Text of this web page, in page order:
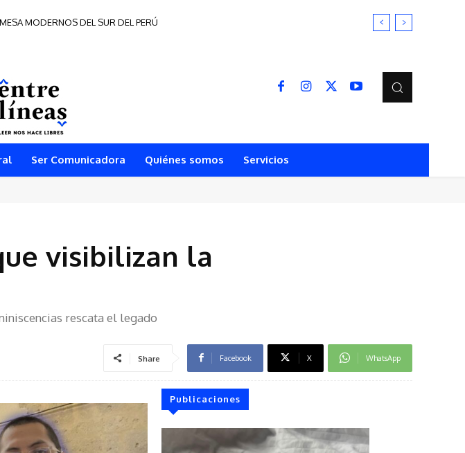
MODERNOS DEL SUR DEL PERÚ
Ser Comunicadora Quiénes somos Servicios
visibilizan la
rescata el legado
Share Facebook X WhatsApp
Publicaciones